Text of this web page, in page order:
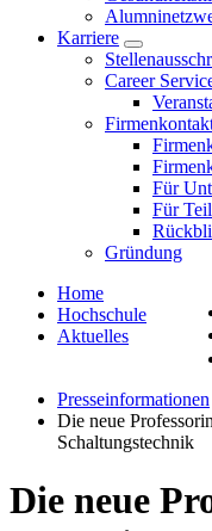
Karriere
Career
Für
Für
Gründung
Home
Hochschule
Aktuelles
Presseinformationen
Die neue
Schaltungstechnik
Die neue